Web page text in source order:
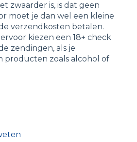
zwaarder is, is dat geen
moet je dan wel een kleine
verzendkosten betalen.
kiezen een 18+ check
zendingen, als je
producten zoals alcohol of